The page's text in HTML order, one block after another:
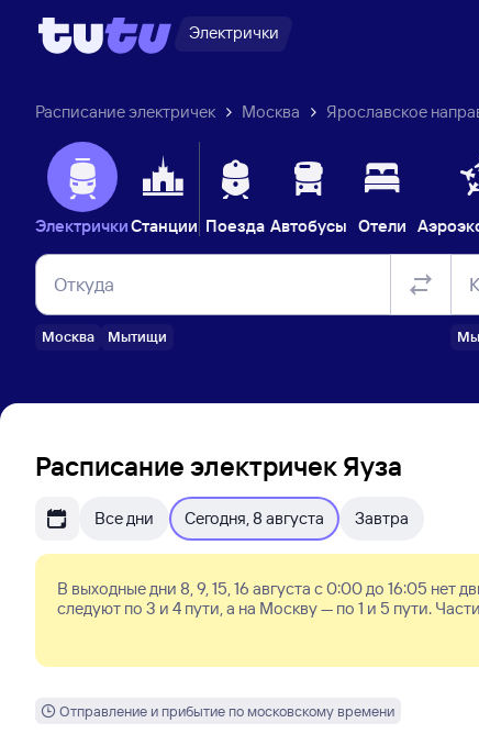
Электрички
Расписание электричек Москва Ярославское
ЭлектричкиСтанции Поезда Автобусы Отели
Откуда
Москва Мытищи
Расписание электричек Яуза
Все дни Сегодня, 8 августа Завтра
В выходные дни 8, 9, 15, 16 августа с 0:00 до 16:05
следуют по 3 и 4 пути, а на Москву — по 1 и 5 пути.
Отправление и прибытие по московскому времени